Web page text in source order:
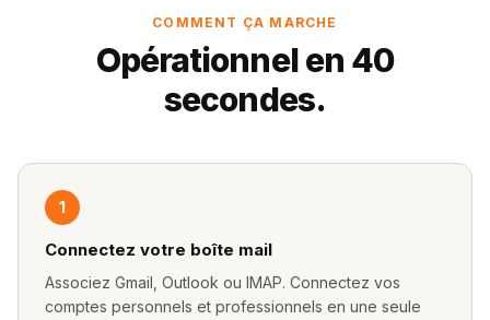
COMMENT ÇA MARCHE
Opérationnel en 40
secondes.
1
Connectez votre boîte mail
Associez Gmail, Outlook ou IMAP. Connectez vos
comptes personnels et professionnels en une seule